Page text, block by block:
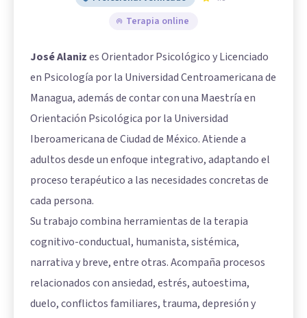
Terapia online
José Alanizes Orientador Psicológico y Licenciado
en Psicología por la Universidad Centroamericana de
Managua, además de contar con una Maestría en
Orientación Psicológica por la Universidad
Iberoamericana de Ciudad de México. Atiende a
adultos desde un enfoque integrativo, adaptando el
proceso terapéutico a las necesidades concretas de
cada persona.
Su trabajo combina herramientas de la terapia
cognitivo-conductual, humanista, sistémica,
narrativa y breve, entre otras. Acompaña procesos
relacionados con ansiedad, estrés, autoestima,
duelo, conflictos familiares, trauma, depresión y